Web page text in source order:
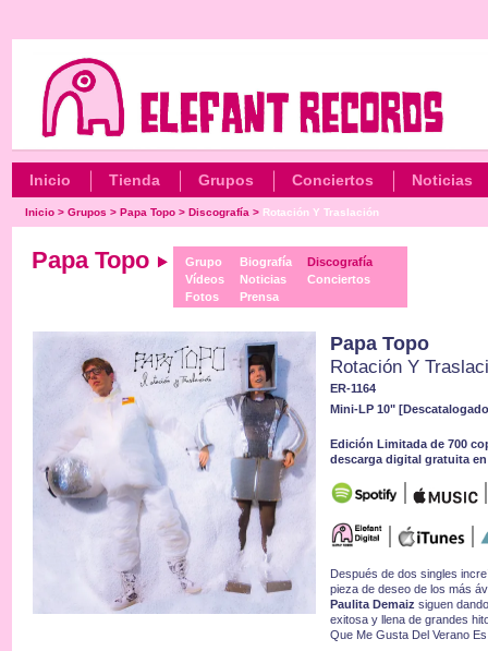
Inicio Tienda Grupos Conciertos Noticias
Inicio >Grupos >Papa Topo >Discografía > Rotación Y Traslación
Papa Topo
Grupo
Vídeos
Fotos
Biografía
Noticias
Prensa
Discografía
Conciertos
Papa Topo
Rotación Y
ER-1164
Mini-LP 10"
Edición Limitada de 700
descarga digital gratuita
Después de dos singles
pieza de deseo de los más
Paulita Demaiz siguen
exitosa y llena de grandes
Que Me Gusta Del Verano